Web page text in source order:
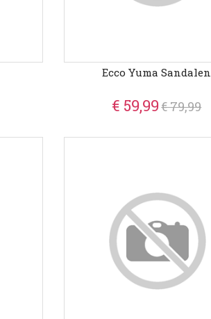
Ecco Yuma Sandalen
€ 59,99€ 79,99